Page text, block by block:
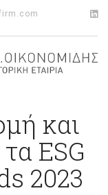
και
ESG
2023